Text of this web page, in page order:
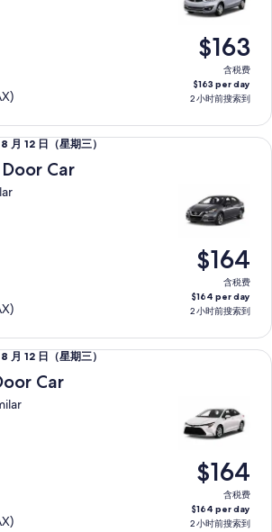
$163
含税费
$163 per day
2 小时前搜索到
月 12 日（星期三）
Car
$164
含税费
$164 per day
2 小时前搜索到
Nissan Versa or similar
月 12 日（星期三）
Car
$164
含税费
$164 per day
2 小时前搜索到
Toyota Corolla or similar